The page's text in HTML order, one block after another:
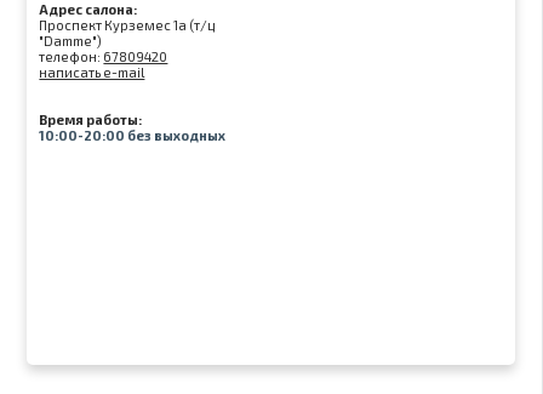
Адрес салона:
Проспект Курземес 1а (т/ц
"Damme")
телефон: 67809420
написать e-mail
Время работы:
10:00-20:00 без выходных